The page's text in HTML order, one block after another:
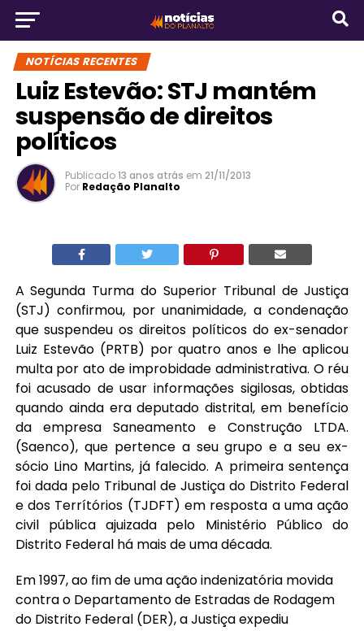
NOTÍCIAS RECENTES
Luiz Estevão: STJ mantém
suspensão de direitos
políticos
Publicado13 anos atrás em 21/11/2013
Por Redação Planalto
A Segunda Turma do Superior Tribunal de Justiça
(STJ) confirmou, por unanimidade, a condenação
que suspendeu os direitos políticos do ex-senador
Luiz Estevão (PRTB) por quatro anos e lhe aplicou
multa por ato de improbidade administrativa. O réu
foi acusado de usar informações sigilosas, obtidas
quando ainda era deputado distrital, em benefício
da empresa Saneamento e Construção LTDA.
(Saenco), que pertence a seu grupo e a seu ex-
sócio Lino Martins, já falecido. A primeira sentença
foi dada pelo Tribunal de Justiça do Distrito Federal
e dos Terrítórios (TJDFT) em resposta a uma ação
civil pública ajuizada pelo Ministério Público do
Distrito Federal há mais de uma década.
Em 1997, ao fim de uma ação indenizatória movida
contra o Departamento de Estradas de Rodagem
do Distrito Federal (DER), a Justiça expediu